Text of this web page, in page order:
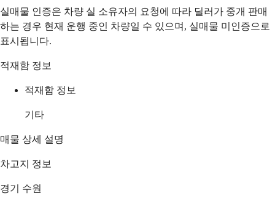
실매물 인증은 차량 실 소유자의 요청에 따라 딜러가 중개 판매
하는 경우 현재 운행 중인 차량일 수 있으며, 실매물 미인증으로
표시됩니다.
적재함 정보
적재함 정보
기타
매물 상세 설명
차고지 정보
경기 수원